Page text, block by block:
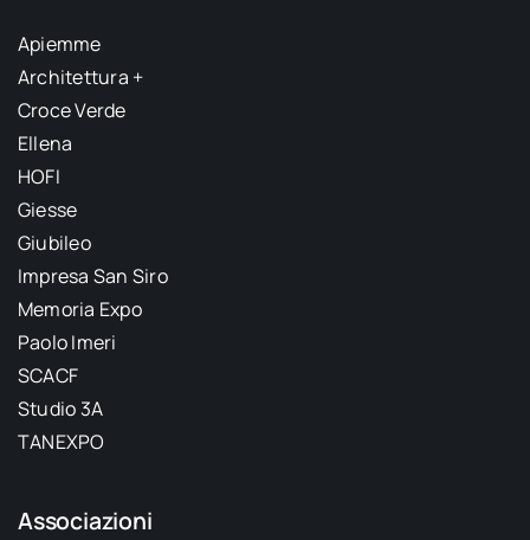
Apiemme
Architettura +
Croce Verde
Ellena
HOFI
Giesse
Giubileo
Impresa San Siro
Memoria Expo
Paolo Imeri
SCACF
Studio 3A
TANEXPO
Associazioni